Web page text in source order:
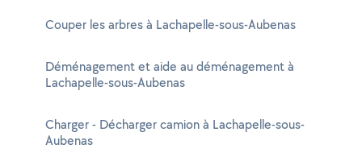
Couper les arbres à Lachapelle-sous-Aubenas
Déménagement et aide au déménagement à
Lachapelle-sous-Aubenas
Charger - Décharger camion à Lachapelle-sous-
Aubenas